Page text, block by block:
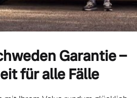
Garantie –
für alle Fälle